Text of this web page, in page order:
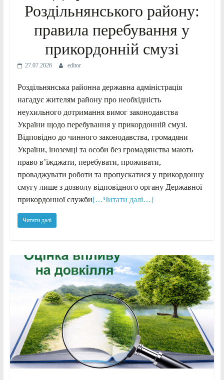
Роздільнянського району:
правила перебування у
прикордонній смузі
27.07.2026 editor
Роздільнянська районна державна адміністрація
нагадує жителям району про необхідність
неухильного дотримання вимог законодавства
України щодо перебування у прикордонній смузі.
Відповідно до чинного законодавства, громадяни
України, іноземці та особи без громадянства мають
право в’їжджати, перебувати, проживати,
проваджувати роботи та пропускатися у прикордонну
смугу лише з дозволу відповідного органу Державної
прикордонної служби[…Читати далі…]
Читати далі